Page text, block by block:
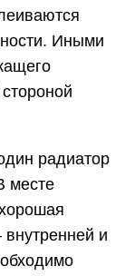
Иными
радиатор
месте
и